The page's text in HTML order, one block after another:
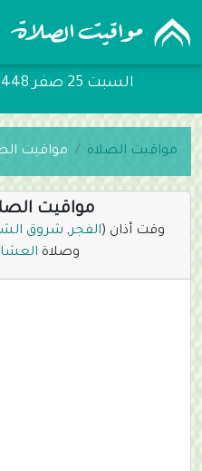
السبت 25 صفر 1448 - 8 أغسطس 2026
مواقيت الصلاة مواقيت
مواقيت
وقت أذان (الفجر, شروق
وصلاة